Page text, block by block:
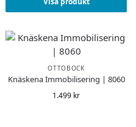
OTTOBOCK
Knäskena Immobilisering | 8060
1.499 kr